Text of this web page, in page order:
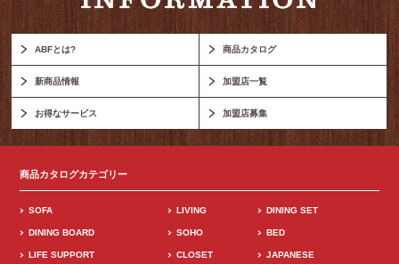
ABFとは? 商品カタログ
新商品情報 加盟店一覧
お得なサービス 加盟店募集
商品カタログカテゴリー
SOFA LIVING DINING SET
DINING BOARD SOHO BED
LIFE SUPPORT CLOSET JAPANESE